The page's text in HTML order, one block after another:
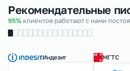
Рекомендательные
95% клиентов работают с нами
Индезит МГТС